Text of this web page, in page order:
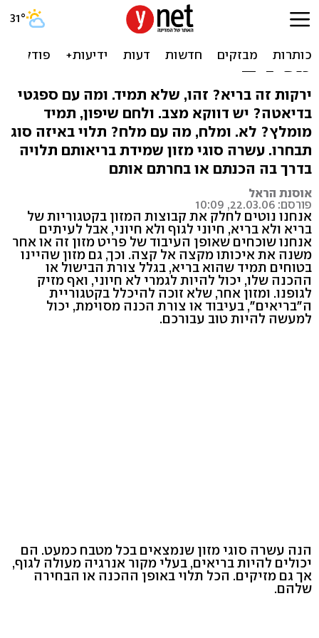
10 מזונות שיכולים להיות
בריאים ולא – תלוי איך
מכינים
ירקות זה בריא? זהו, שלא תמיד. ומה עם ספגטי
בדיאטה? יש דווקא מצב. ולחם שיפון, תמיד
מומלץ? לא. ומלח, מה עם מלח? תלוי באיזה סוג
תבחרו. עשרה סוגי מזון שמידת בריאותם תלויה
בדרך בה הכנתם או בחרתם אותם
אוסנת הראל
פורסם: 22.03.06, 10:09
אנחנו נוטים לחלק את קבוצות המזון בקטגוריות של
בריא ולא בריא, חיוני לגוף ולא חיוני, אבל לעיתים
אנחנו שוכחים שאופן העיבוד של פריט מזון זה או אחר
משנה את איכותו מקצה אל קצה. וכך, גם מזון שהיינו
בטוחים תמיד שהוא בריא, בגלל צורת הבישול או
ההכנה שלו, יכול להיות לגמרי לא חיוני, ואף מזיק
לגופנו. ומזון אחר, שלא זוכה להיכלל בקטגוריית
ה"בריאים", בעיבוד או צורת הכנה מסוימת, יכול
למעשה להיות טוב עבורכם.
הנה עשרה סוגי מזון שנמצאים בכל מטבח כמעט. הם
יכולים להיות בריאים, בעלי מקור אנרגיה מעולה לגוף,
אך גם מזיקים. הכל תלוי באופן ההכנה או הבחירה
שלהם.